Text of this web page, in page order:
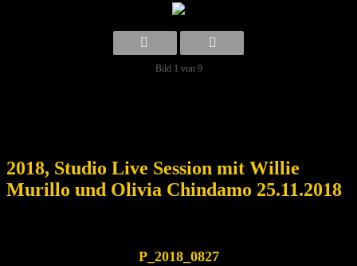
Bild 1 von 9
2018, Studio Live Session mit Willie
Murillo und Olivia Chindamo 25.11.2018
P_2018_0827